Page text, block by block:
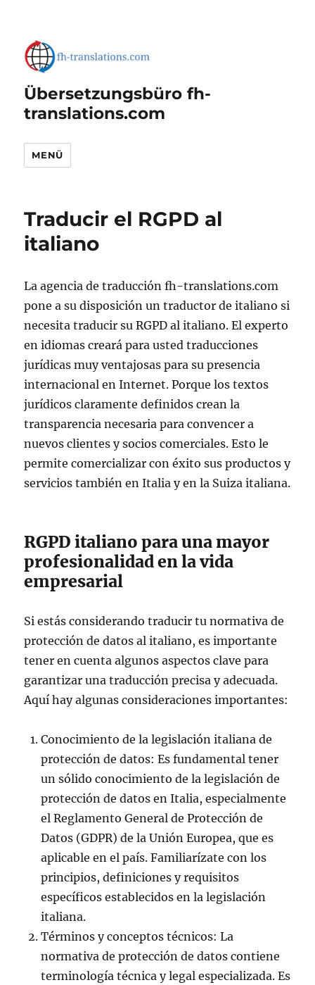
Übersetzungsbüro fh-
translations.com
MENÜ
Traducir el RGPD al
italiano
La agencia de traducción fh-translations.com
pone a su disposición un traductor de italiano si
necesita traducir su RGPD al italiano. El experto
en idiomas creará para usted traducciones
jurídicas muy ventajosas para su presencia
internacional en Internet. Porque los textos
jurídicos claramente definidos crean la
transparencia necesaria para convencer a
nuevos clientes y socios comerciales. Esto le
permite comercializar con éxito sus productos y
servicios también en Italia y en la Suiza italiana.
RGPD italiano para una mayor
profesionalidad en la vida
empresarial
Si estás considerando traducir tu normativa de
protección de datos al italiano, es importante
tener en cuenta algunos aspectos clave para
garantizar una traducción precisa y adecuada.
Aquí hay algunas consideraciones importantes:
Conocimiento de la legislación italiana de
protección de datos: Es fundamental tener
un sólido conocimiento de la legislación de
protección de datos en Italia, especialmente
el Reglamento General de Protección de
Datos (GDPR) de la Unión Europea, que es
aplicable en el país. Familiarízate con los
principios, definiciones y requisitos
específicos establecidos en la legislación
italiana.
Términos y conceptos técnicos: La
normativa de protección de datos contiene
terminología técnica y legal especializada. Es